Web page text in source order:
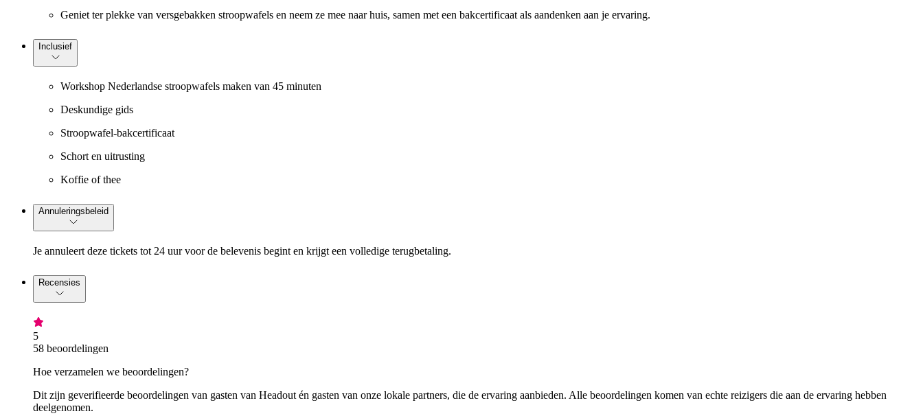
Geniet ter plekke van versgebakken stroopwafels en neem ze mee naar huis, samen met een bakcertificaat als aandenken aan je ervaring.
Inclusief
Workshop Nederlandse stroopwafels maken van 45 minuten
Deskundige gids
Stroopwafel-bakcertificaat
Schort en uitrusting
Koffie of thee
Annuleringsbeleid
Je annuleert deze tickets tot 24 uur voor de belevenis begint en krijgt een volledige terugbetaling.
Recensies
5
58 beoordelingen
Hoe verzamelen we beoordelingen?
Dit zijn geverifieerde beoordelingen van gasten van Headout én gasten van onze lokale partners, die de ervaring aanbieden. Alle beoordelingen komen van echte reizigers die aan de ervaring hebben
deelgenomen.